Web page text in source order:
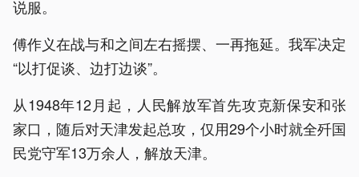
说服。
傅作义在战与和之间左右摇摆、一再拖延。我军决定
“以打促谈、边打边谈”。
从1948年12月起，人民解放军首先攻克新保安和张
家口，随后对天津发起总攻，仅用29个小时就全歼国
民党守军13万余人，解放天津。